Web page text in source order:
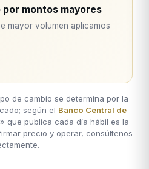
montos mayores
mayor volumen aplicamos
de cambio se determina por la
según el Banco Central de
que publica cada día hábil es la
precio y operar, consúltenos